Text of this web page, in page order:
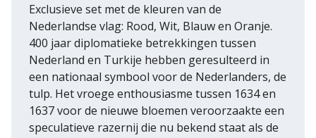
Exclusieve set met de kleuren van de
Nederlandse vlag: Rood, Wit, Blauw en Oranje.
400 jaar diplomatieke betrekkingen tussen
Nederland en Turkije hebben geresulteerd in
een nationaal symbool voor de Nederlanders, de
tulp. Het vroege enthousiasme tussen 1634 en
1637 voor de nieuwe bloemen veroorzaakte een
speculatieve razernij die nu bekend staat als de